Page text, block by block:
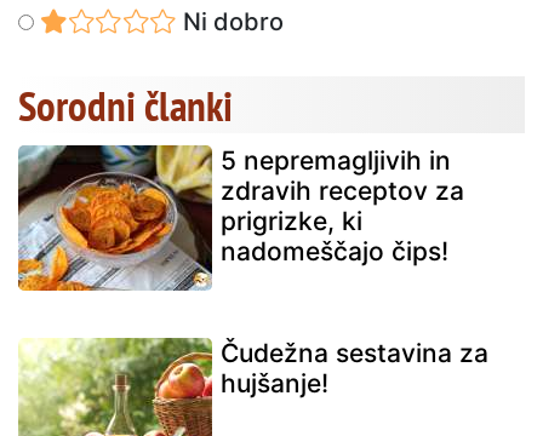
Ni dobro
Sorodni članki
5 nepremagljivih in
zdravih receptov za
prigrizke, ki
nadomeščajo čips!
Čudežna sestavina za
hujšanje!